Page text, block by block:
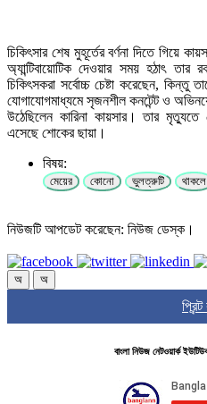
চিকিৎসার শেষ মুহূর্তের বর্ণনা দিতে গিয়ে
অ্যান্টিবায়োটিক দেওয়ার সময় হঠাৎ
চিকিৎসকরা সর্বোচ্চ চেষ্টা করেছেন,
যোগাযোগমাধ্যমে সৃজনশীল কনটেন্ট ও
উঠেছিলেন কারিনা কায়সার। তার
এসেছে শোকের ছায়া।
বিষয়:
মেয়ের কোনো ভুলত্রুটি থাকলে
নিউজটি আপডেট করেছেন: নিউজ ডেস্ক।
অ অ
বাংলা নিউজ নেটওয়ার্ক